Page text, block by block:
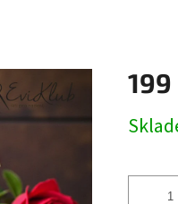
199
cena: